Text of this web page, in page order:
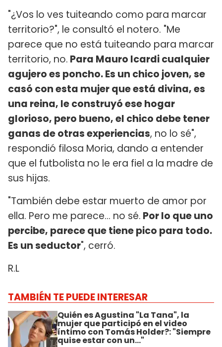
"¿Vos lo ves tuiteando como para marcar
territorio?", le consultó el notero. "Me
parece que no está tuiteando para marcar
territorio, no. Para Mauro Icardi cualquier
agujero es poncho. Es un chico joven, se
casó con esta mujer que está divina, es
una reina, le construyó ese hogar
glorioso, pero bueno, el chico debe tener
ganas de otras experiencias, no lo sé",
respondió filosa Moria, dando a entender
que el futbolista no le era fiel a la madre de
sus hijas.
"También debe estar muerto de amor por
ella. Pero me parece... no sé. Por lo que uno
percibe, parece que tiene pico para todo.
Es un seductor", cerró.
R.L
TAMBIÉN TE PUEDE INTERESAR
Quién es Agustina "La Tana", la
mujer que participó en el video
íntimo con Tomás Holder?: "Siempre
quise estar con un..."